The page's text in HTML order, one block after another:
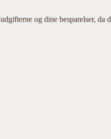
og dine besparelser,